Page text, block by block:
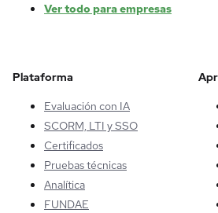
Ver todo para empresas
Plataforma
Evaluación con IA
SCORM, LTI y SSO
Certificados
Pruebas técnicas
Analítica
FUNDAE